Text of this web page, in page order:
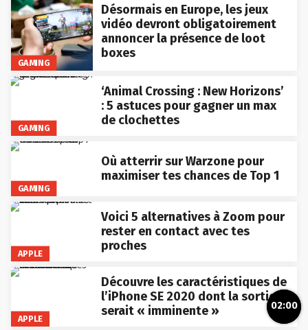
GAMING
Désormais en Europe, les jeux
vidéo devront obligatoirement
annoncer la présence de loot
boxes
GAMING
‘Animal Crossing : New Horizons’
: 5 astuces pour gagner un max
de clochettes
GAMING
Où atterrir sur Warzone pour
maximiser tes chances de Top 1
APPLE
Voici 5 alternatives à Zoom pour
rester en contact avec tes
proches
APPLE
Découvre les caractéristiques de
l’iPhone SE 2020 dont la sortie
serait « imminente »
02:00